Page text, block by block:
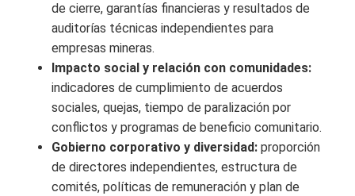
de cierre, garantías financieras y resultados de
auditorías técnicas independientes para
empresas mineras.
Impacto social y relación con comunidades:
indicadores de cumplimiento de acuerdos
sociales, quejas, tiempo de paralización por
conflictos y programas de beneficio comunitario.
Gobierno corporativo y diversidad: proporción
de directores independientes, estructura de
comités, políticas de remuneración y plan de